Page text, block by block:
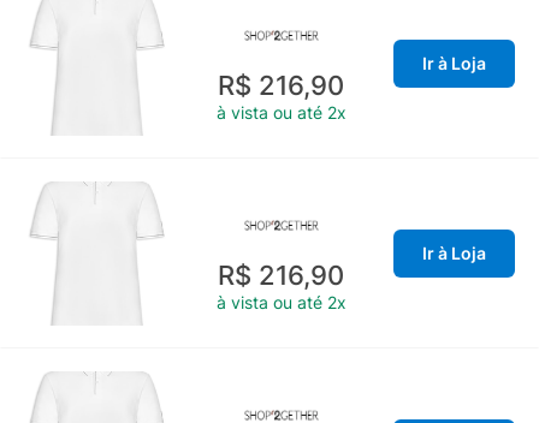
R$ 216,90
à vista ou até 2x
Ir à Loja
R$ 216,90
à vista ou até 2x
Ir à Loja